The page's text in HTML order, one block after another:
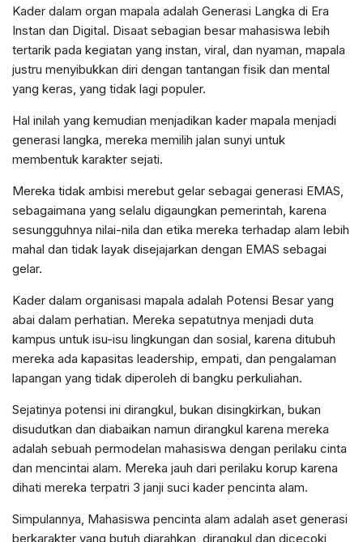
Kader dalam organ mapala adalah Generasi Langka di Era
Instan dan Digital. Disaat sebagian besar mahasiswa lebih
tertarik pada kegiatan yang instan, viral, dan nyaman, mapala
justru menyibukkan diri dengan tantangan fisik dan mental
yang keras, yang tidak lagi populer.
Hal inilah yang kemudian menjadikan kader mapala menjadi
generasi langka, mereka memilih jalan sunyi untuk
membentuk karakter sejati.
Mereka tidak ambisi merebut gelar sebagai generasi EMAS,
sebagaimana yang selalu digaungkan pemerintah, karena
sesungguhnya nilai-nila dan etika mereka terhadap alam lebih
mahal dan tidak layak disejajarkan dengan EMAS sebagai
gelar.
Kader dalam organisasi mapala adalah Potensi Besar yang
abai dalam perhatian. Mereka sepatutnya menjadi duta
kampus untuk isu-isu lingkungan dan sosial, karena ditubuh
mereka ada kapasitas leadership, empati, dan pengalaman
lapangan yang tidak diperoleh di bangku perkuliahan.
Sejatinya potensi ini dirangkul, bukan disingkirkan, bukan
disudutkan dan diabaikan namun dirangkul karena mereka
adalah sebuah permodelan mahasiswa dengan perilaku cinta
dan mencintai alam. Mereka jauh dari perilaku korup karena
dihati mereka terpatri 3 janji suci kader pencinta alam.
Simpulannya, Mahasiswa pencinta alam adalah aset generasi
berkarakter yang butuh diarahkan, dirangkul dan dicecoki